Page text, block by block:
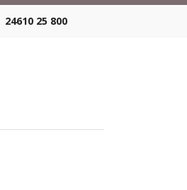
24610 25 800